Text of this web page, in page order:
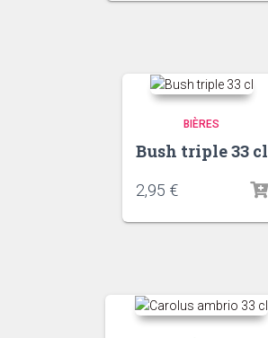
BIÈRES
Bush triple 33 cl
2,95 €